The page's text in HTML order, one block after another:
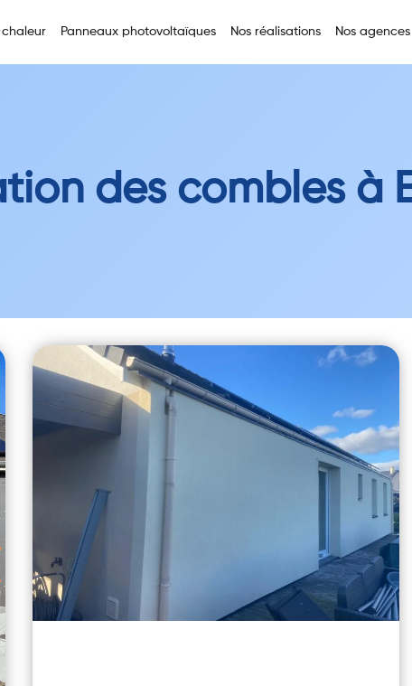
chaleur Panneaux photovoltaïques Nos réalisations Nos agences
des combles à